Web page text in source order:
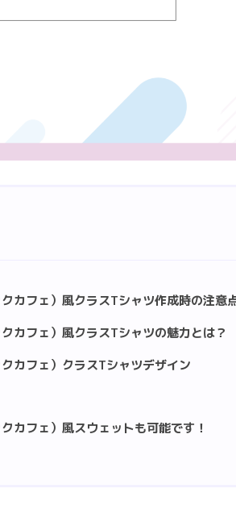
カフェ）風クラスTシャツ作成時の注意
カフェ）風クラスTシャツの魅力とは？
カフェ）クラスTシャツデザイン
カフェ）風スウェットも可能です！